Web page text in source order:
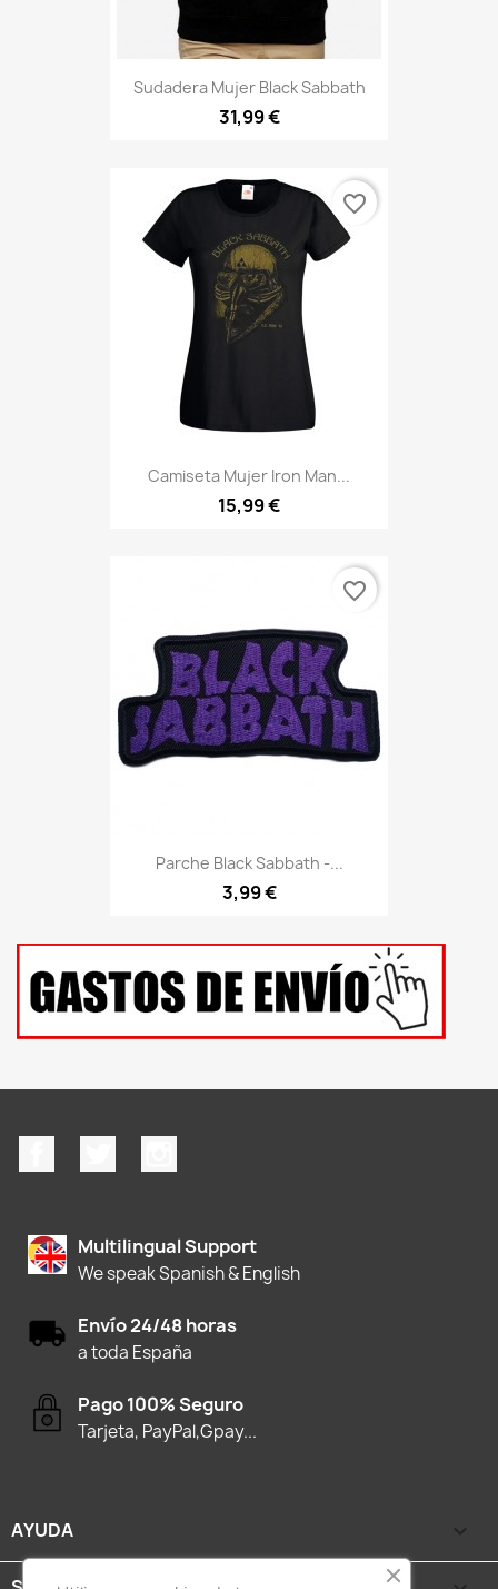
Sudadera Mujer Black Sabbath
31,99 €
Camiseta Mujer Iron Man...
15,99 €
favorite_border
Parche Black Sabbath -...
3,99 €
favorite_border
Multilingual Support
We speak Spanish & English
Envío 24/48 horas
a toda España
Pago 100% Seguro
Tarjeta, PayPal,Gpay...
AYUDA 